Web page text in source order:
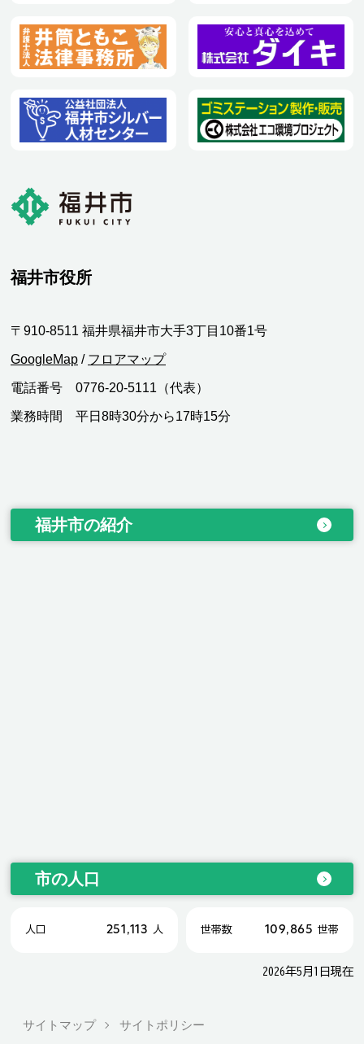
福井市役所
〒910-8511 福井県福井市大手3丁目10番1号
GoogleMap / フロアマップ
電話番号 0776-20-5111（代表）
業務時間 平日8時30分から17時15分
福井市の紹介
市の人口
人口 251,113 人 世帯数 109,865 世帯
2026年5月1日現在
サイトマップ サイトポリシー